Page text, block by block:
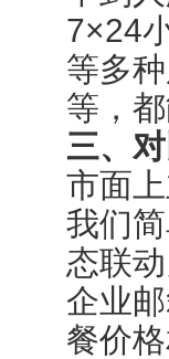
7×24
等多
等，
三、
市面
我们
态联
企业
餐价格